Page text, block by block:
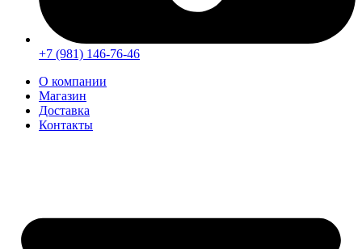
+7 (981) 146-76-46
О компании
Магазин
Доставка
Контакты